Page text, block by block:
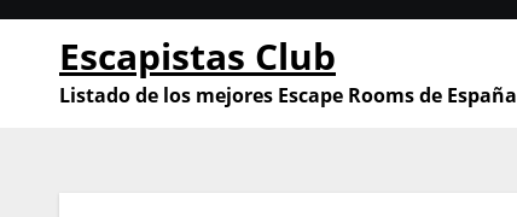
Saltar
contenido
Escapistas Club
Listado de los mejores Escape Rooms de España